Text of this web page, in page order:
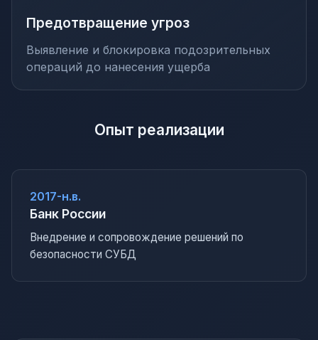
Предотвращение угроз
Выявление и блокировка подозрительных
операций до нанесения ущерба
Опыт реализации
2017-н.в.
Банк России
Внедрение и сопровождение решений по
безопасности СУБД